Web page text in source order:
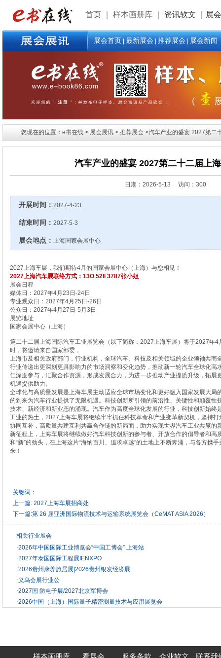
首页 样本画册库 资讯软文 展
展会首页|最新展会|推荐展会|展会新闻
您现在的位置：e书在线 > 展会展讯 > 推荐展会 >汽车产业的盛宴 2027第二
汽车产业的盛宴 2027第二十二届上
日期： 2026-5-13 访问：300
开展时间： 2027-4-23
结束时间： 2027-5-3
展会地点： 上海国家会展中心
2027上海车展，我们期待4月的国家会展中心（上海）与您相见！
2027上海汽车展联络方式：13O 52ll 3787张小姐
展会日程
媒体日：2027年4月23日-24日
专业观众日：2027年4月25日-26日
公众日：2027年4月27日-5月3日
展览地址
国家会展中心（上海）
第二十二届上海国际汽车工业展览会（以下简称：2027上海车展）将于2027年
时，将邀请来自国家部委，
上海市及相关政府部门，行业机构，全球汽车、科技及相关领域的企业领袖共商
行业传递出更深刻更具影响力的市场洞察和变化趋势，推动新一轮汽车全球化高
仁深度参与，汇聚合作资源，形成发展合力，为进一步推动产业提质升级，拓展
机遇提供助力。
全球化与高质量发展是上海车展主动适应全球市场变化和更好融入国家发展大局
的到来为汽车行业提供了无限机遇。科技创新所引领的前沿性、关键性和颠覆性
技术、新经济和新业态的涌现。汽车作为高度全球化发展的行业，科技创新始终
工业的热土，2027上海车展将继续牢牢抓住科技革命和产业变革新契机，坚持打
协同互补，高质量共建互利共赢合作链的新局面，助力实现世界汽车工业共赢的
新征程上，上海车展将继续做好汽车科技创新的参与者、开放合作的倡导者和高
和“新”的劲头，在上海这片“海纳百川、追求卓越”的土地上不断奔涌，与各方携
来！
关键词：
上一篇: 2027上海车展招商处
下一篇:第 26 届亚洲国际物流技术与运输系统展览会（CeMAT ASIA 2026）
相关行业展会
·2026年中国国际工业博览会“中国工博会” 上海站
·2027年泰国国际工程展IENXPO
·2026贵州康养旅居展|2026贵州银发经济展
· 义乌会展行业公
·2027国 防电子展/2027北京军博会
·2026中国（上海）国际量子精密测量技术与应用展览会